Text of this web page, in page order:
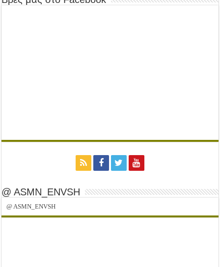
@ ASMN_ENVSH
@ ASMN_ENVSH